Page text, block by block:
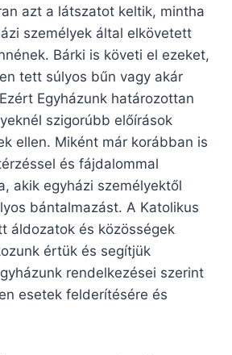
azt a látszatot keltik, mintha
személyek által elkövetett
Bárki is követi el ezeket,
tett súlyos bűn vagy akár
Egyházunk határozottan
szigorúbb előírások
ellen. Miként már korábban is
és fájdalommal
akik egyházi személyektől
bántalmazást. A Katolikus
áldozatok és közösségek
értük és segítjük
rendelkezései szerint
esetek felderítésére és